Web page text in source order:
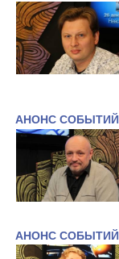
АНОНС СОБЫТИЙ
АНОНС СОБЫТИЙ